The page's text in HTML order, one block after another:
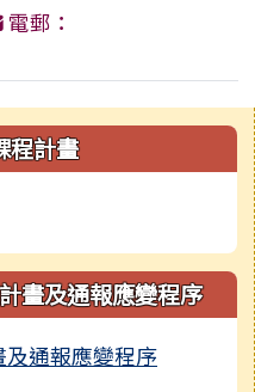
小
學 115 學年度普通班長期
告分次招考)
電郵：
程計畫
畫及通報應變程序
通報應變程序